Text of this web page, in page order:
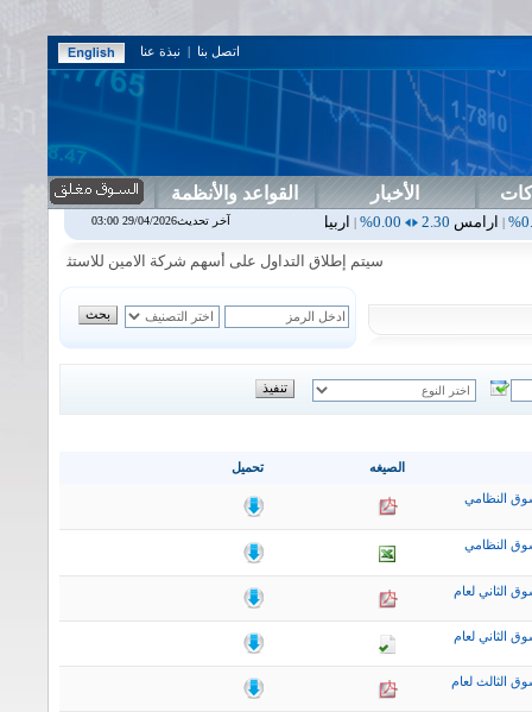
اتصل بنا | نبذة عنا
الأخبار القواعد والأنظمة
2.30
0.00%
|اربيل0.00
0.00%
|اسفنج1.87
سيتم إطلاق التداول على أسهم شركة الامين للاستثمار المالي في
تحميل الصيغه
النظامي
النظامي
الثاني لعام
الثاني لعام
الثالث لعام